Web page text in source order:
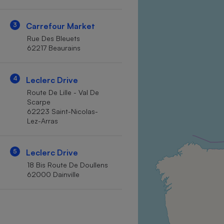
3 Carrefour Market
Rue Des Bleuets
62217 Beaurains
4 Leclerc Drive
Route De Lille - Val De
Scarpe
62223 Saint-Nicolas-
Lez-Arras
5 Leclerc Drive
18 Bis Route De Doullens
62000 Dainville
Lave-linge
Téléviseur
Antimoustique